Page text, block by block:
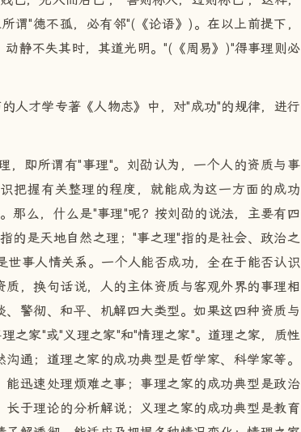
谓"德不孤，必有邻"(《论语》)。在以上前提下，
静不失其时，其道光明。"(《周易》)"得事理则必
人才学专著《人物志》中，对"成功"的规律，进行
，即所谓有"事理"。刘劭认为，一个人的资质与事
把握有关整理的程度，就能成为这一方面的成功
那么，什么是"事理"呢？按刘劭的说法，主要有四
的是天地自然之理；"事之理"指的是社会、政治之
事人情关系。一个人能否成功，全在于能否认识
，换句话说，人的主体资质与客观外界的事理相
警彻、和平、机解四大类型。如果这四种资质与
之家"或"义理之家"和"情理之家"。道理之家，质性
通；道理之家的成功典型是哲学家、科学家等。
迅速处理烦难之事；事理之家的成功典型是政治
于理论的分析解说；义理之家的成功典型是教育